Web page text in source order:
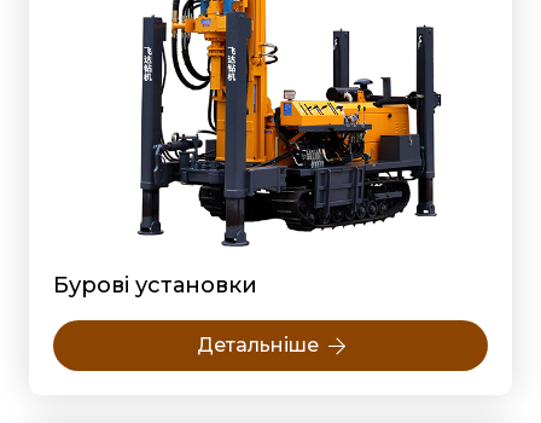
Бурові установки
Детальніше